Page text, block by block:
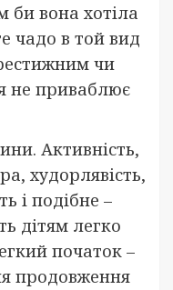
би вона хотіла
чадо в той вид
чи
не приваблює
Активність,
худорлявість,
і подібне –
дітям легко
початок –
продовження